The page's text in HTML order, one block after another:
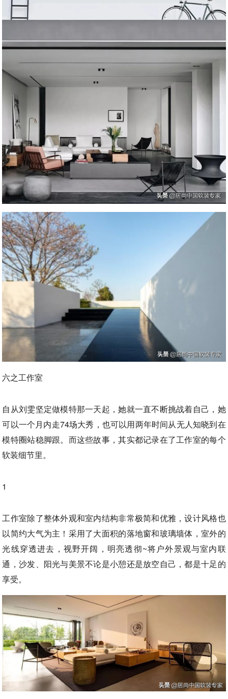
六之工作室
自从刘雯坚定做模特那一天起，她就一直不断挑战着自己，她
可以一个月内走74场大秀，也可以用两年时间从无人知晓到在
模特圈站稳脚跟。而这些故事，其实都记录在了工作室的每个
软装细节里。
1
工作室除了整体外观和室内结构非常极简和优雅，设计风格也
以简约大气为主！采用了大面积的落地窗和玻璃墙体，室外的
光线穿透进去，视野开阔，明亮透彻~将户外景观与室内联
通，沙发、阳光与美景不论是小憩还是放空自己，都是十足的
享受。